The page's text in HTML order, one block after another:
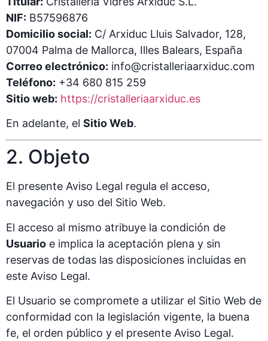
NIF: B57596876
Domicilio social: C/ Arxiduc Lluis Salvador, 128,
07004 Palma de Mallorca, Illes Balears, España
Correo electrónico: info@cristalleriaarxiduc.com
Teléfono: +34 680 815 259
Sitio web: https://cristalleriaarxiduc.es
En adelante, el Sitio Web.
2. Objeto
El presente Aviso Legal regula el acceso,
navegación y uso del Sitio Web.
El acceso al mismo atribuye la condición de
Usuario e implica la aceptación plena y sin
reservas de todas las disposiciones incluidas en
este Aviso Legal.
El Usuario se compromete a utilizar el Sitio Web de
conformidad con la legislación vigente, la buena
fe, el orden público y el presente Aviso Legal.